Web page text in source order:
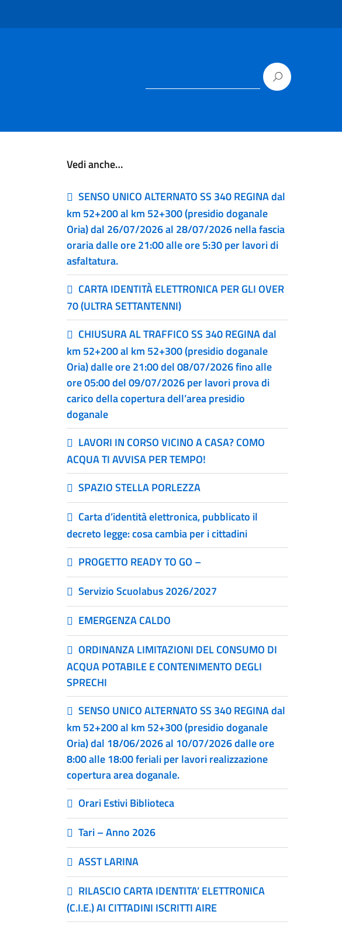
Vedi anche…
SENSO UNICO ALTERNATO SS 340 REGINA dal
km 52+200 al km 52+300 (presidio doganale
Oria) dal 26/07/2026 al 28/07/2026 nella fascia
oraria dalle ore 21:00 alle ore 5:30 per lavori di
asfaltatura.
CARTA IDENTITÀ ELETTRONICA PER GLI OVER
70 (ULTRA SETTANTENNI)
CHIUSURA AL TRAFFICO SS 340 REGINA dal
km 52+200 al km 52+300 (presidio doganale
Oria) dalle ore 21:00 del 08/07/2026 fino alle
ore 05:00 del 09/07/2026 per lavori prova di
carico della copertura dell’area presidio
doganale
LAVORI IN CORSO VICINO A CASA? COMO
ACQUA TI AVVISA PER TEMPO!
SPAZIO STELLA PORLEZZA
Carta d’identità elettronica, pubblicato il
decreto legge: cosa cambia per i cittadini
PROGETTO READY TO GO –
Servizio Scuolabus 2026/2027
EMERGENZA CALDO
ORDINANZA LIMITAZIONI DEL CONSUMO DI
ACQUA POTABILE E CONTENIMENTO DEGLI
SPRECHI
SENSO UNICO ALTERNATO SS 340 REGINA dal
km 52+200 al km 52+300 (presidio doganale
Oria) dal 18/06/2026 al 10/07/2026 dalle ore
8:00 alle 18:00 feriali per lavori realizzazione
copertura area doganale.
Orari Estivi Biblioteca
Tari – Anno 2026
ASST LARINA
RILASCIO CARTA IDENTITA’ ELETTRONICA
(C.I.E.) AI CITTADINI ISCRITTI AIRE